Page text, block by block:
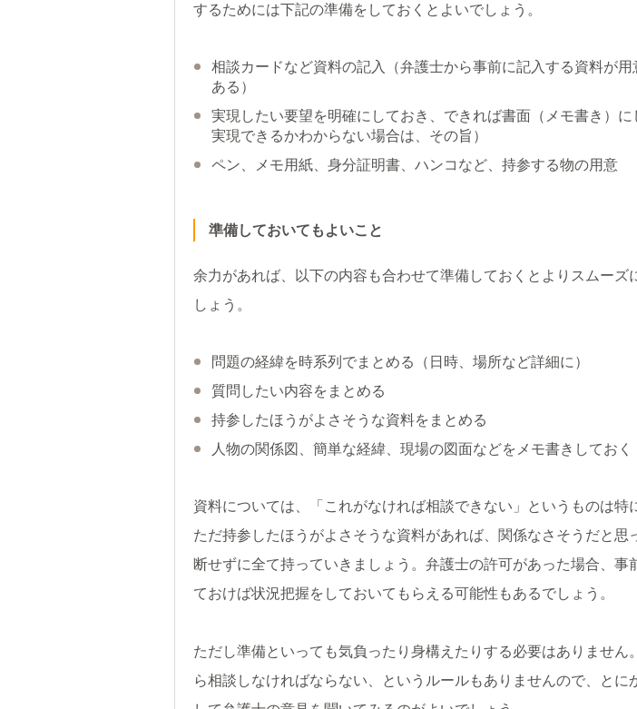
するためには下記の準備をしておくとよいでしょう。
相談カードなど資料の記入（弁護士から事前に記入する資料が
ある）
実現したい要望を明確にしておき、できれば書面（メモ書き）
実現できるかわからない場合は、その旨）
ペン、メモ用紙、身分証明書、ハンコなど、持参する物の用意
準備しておいてもよいこと
余力があれば、以下の内容も合わせて準備しておくとよりスムーズ
しょう。
問題の経緯を時系列でまとめる（日時、場所など詳細に）
質問したい内容をまとめる
持参したほうがよさそうな資料をまとめる
人物の関係図、簡単な経緯、現場の図面などをメモ書きしておく
資料については、「これがなければ相談できない」というものは特
ただ持参したほうがよさそうな資料があれば、関係なさそうだと思
断せずに全て持っていきましょう。弁護士の許可があった場合、事
ておけば状況把握をしておいてもらえる可能性もあるでしょう。
ただし準備といっても気負ったり身構えたりする必要はありません
ら相談しなければならない、というルールもありませんので、とに